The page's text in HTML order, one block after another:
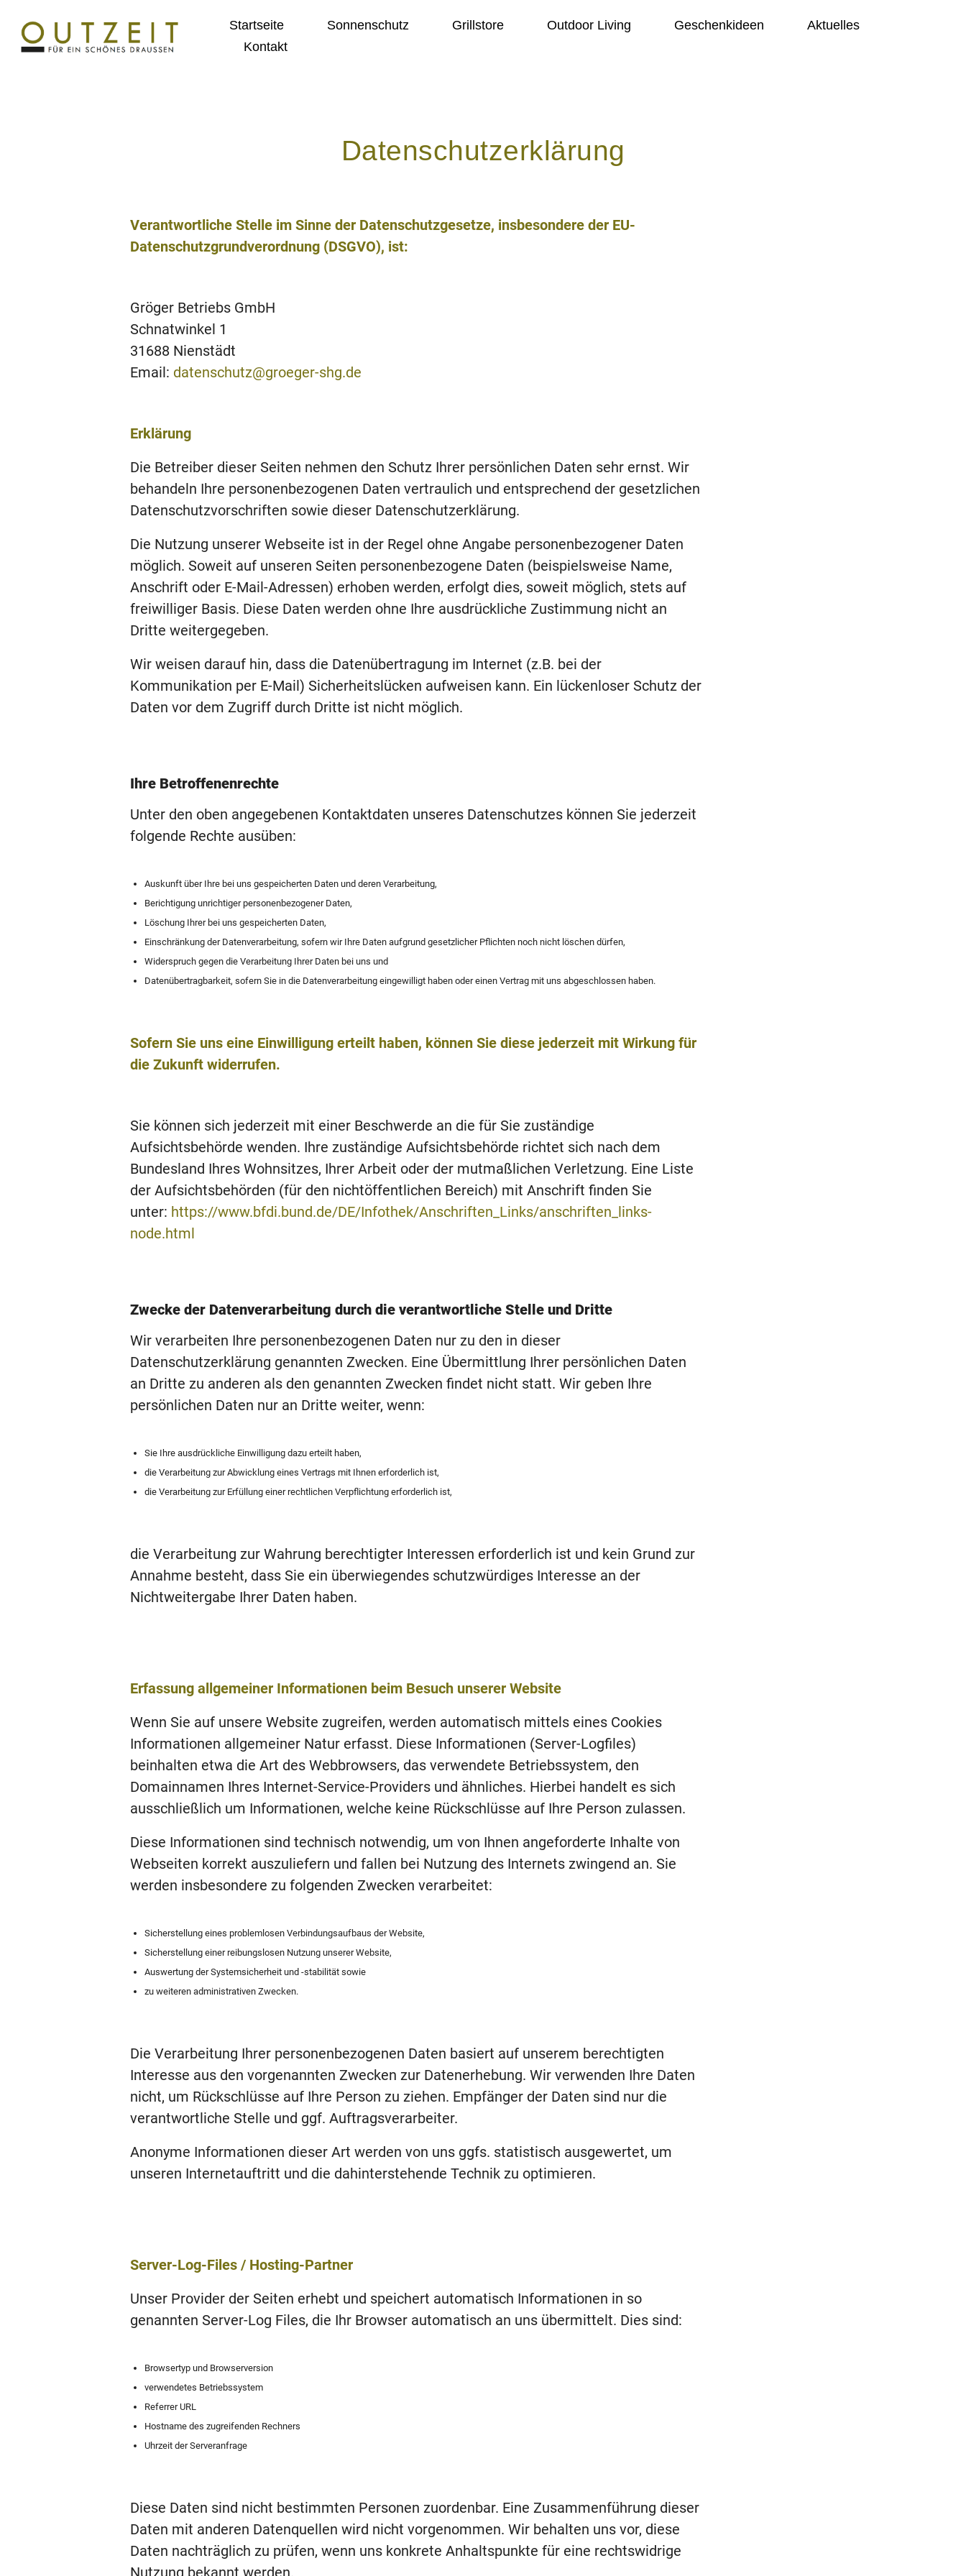
Startseite Sonnenschutz Grillstore Outdoor Living Geschenkideen
Aktuelles
Kontakt
Datenschutzerklärung
Verantwortliche Stelle im Sinne der Datenschutzgesetze, insbesondere der EU-
Datenschutzgrundverordnung (DSGVO), ist:
Gröger Betriebs GmbH
Schnatwinkel 1
31688 Nienstädt
Email: datenschutz@groeger-shg.de
Erklärung
Die Betreiber dieser Seiten nehmen den Schutz Ihrer persönlichen Daten sehr ernst. Wir
behandeln Ihre personenbezogenen Daten vertraulich und entsprechend der gesetzlichen
Datenschutzvorschriften sowie dieser Datenschutzerklärung.
Die Nutzung unserer Webseite ist in der Regel ohne Angabe personenbezogener Daten
möglich. Soweit auf unseren Seiten personenbezogene Daten (beispielsweise Name,
Anschrift oder E-Mail-Adressen) erhoben werden, erfolgt dies, soweit möglich, stets auf
freiwilliger Basis. Diese Daten werden ohne Ihre ausdrückliche Zustimmung nicht an
Dritte weitergegeben.
Wir weisen darauf hin, dass die Datenübertragung im Internet (z.B. bei der
Kommunikation per E-Mail) Sicherheitslücken aufweisen kann. Ein lückenloser Schutz der
Daten vor dem Zugriff durch Dritte ist nicht möglich.
Ihre Betroffenenrechte
Unter den oben angegebenen Kontaktdaten unseres Datenschutzes können Sie jederzeit
folgende Rechte ausüben:
Auskunft über Ihre bei uns gespeicherten Daten und deren Verarbeitung,
Berichtigung unrichtiger personenbezogener Daten,
Löschung Ihrer bei uns gespeicherten Daten,
Einschränkung der Datenverarbeitung, sofern wir Ihre Daten aufgrund gesetzlicher Pflichten noch nicht löschen dürfen,
Widerspruch gegen die Verarbeitung Ihrer Daten bei uns und
Datenübertragbarkeit, sofern Sie in die Datenverarbeitung eingewilligt haben oder einen Vertrag mit uns abgeschlossen haben.
Sofern Sie uns eine Einwilligung erteilt haben, können Sie diese jederzeit mit Wirkung für
die Zukunft widerrufen.
Sie können sich jederzeit mit einer Beschwerde an die für Sie zuständige
Aufsichtsbehörde wenden. Ihre zuständige Aufsichtsbehörde richtet sich nach dem
Bundesland Ihres Wohnsitzes, Ihrer Arbeit oder der mutmaßlichen Verletzung. Eine Liste
der Aufsichtsbehörden (für den nichtöffentlichen Bereich) mit Anschrift finden Sie
unter: https://www.bfdi.bund.de/DE/Infothek/Anschriften_Links/anschriften_links-
node.html
Zwecke der Datenverarbeitung durch die verantwortliche Stelle und Dritte
Wir verarbeiten Ihre personenbezogenen Daten nur zu den in dieser
Datenschutzerklärung genannten Zwecken. Eine Übermittlung Ihrer persönlichen Daten
an Dritte zu anderen als den genannten Zwecken findet nicht statt. Wir geben Ihre
persönlichen Daten nur an Dritte weiter, wenn:
Sie Ihre ausdrückliche Einwilligung dazu erteilt haben,
die Verarbeitung zur Abwicklung eines Vertrags mit Ihnen erforderlich ist,
die Verarbeitung zur Erfüllung einer rechtlichen Verpflichtung erforderlich ist,
die Verarbeitung zur Wahrung berechtigter Interessen erforderlich ist und kein Grund zur
Annahme besteht, dass Sie ein überwiegendes schutzwürdiges Interesse an der
Nichtweitergabe Ihrer Daten haben.
Erfassung allgemeiner Informationen beim Besuch unserer Website
Wenn Sie auf unsere Website zugreifen, werden automatisch mittels eines Cookies
Informationen allgemeiner Natur erfasst. Diese Informationen (Server-Logfiles)
beinhalten etwa die Art des Webbrowsers, das verwendete Betriebssystem, den
Domainnamen Ihres Internet-Service-Providers und ähnliches. Hierbei handelt es sich
ausschließlich um Informationen, welche keine Rückschlüsse auf Ihre Person zulassen.
Diese Informationen sind technisch notwendig, um von Ihnen angeforderte Inhalte von
Webseiten korrekt auszuliefern und fallen bei Nutzung des Internets zwingend an. Sie
werden insbesondere zu folgenden Zwecken verarbeitet:
Sicherstellung eines problemlosen Verbindungsaufbaus der Website,
Sicherstellung einer reibungslosen Nutzung unserer Website,
Auswertung der Systemsicherheit und -stabilität sowie
zu weiteren administrativen Zwecken.
Die Verarbeitung Ihrer personenbezogenen Daten basiert auf unserem berechtigten
Interesse aus den vorgenannten Zwecken zur Datenerhebung. Wir verwenden Ihre Daten
nicht, um Rückschlüsse auf Ihre Person zu ziehen. Empfänger der Daten sind nur die
verantwortliche Stelle und ggf. Auftragsverarbeiter.
Anonyme Informationen dieser Art werden von uns ggfs. statistisch ausgewertet, um
unseren Internetauftritt und die dahinterstehende Technik zu optimieren.
Server-Log-Files / Hosting-Partner
Unser Provider der Seiten erhebt und speichert automatisch Informationen in so
genannten Server-Log Files, die Ihr Browser automatisch an uns übermittelt. Dies sind:
Browsertyp und Browserversion
verwendetes Betriebssystem
Referrer URL
Hostname des zugreifenden Rechners
Uhrzeit der Serveranfrage
Diese Daten sind nicht bestimmten Personen zuordenbar. Eine Zusammenführung dieser
Daten mit anderen Datenquellen wird nicht vorgenommen. Wir behalten uns vor, diese
Daten nachträglich zu prüfen, wenn uns konkrete Anhaltspunkte für eine rechtswidrige
Nutzung bekannt werden.